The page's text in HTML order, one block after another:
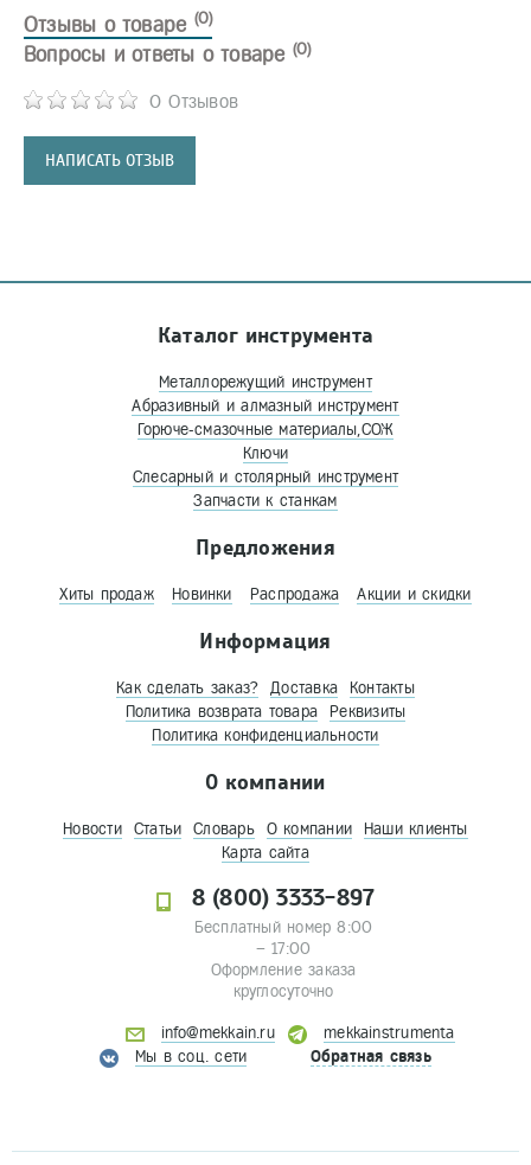
Отзывы о товаре (0)
0 Отзывов
НАПИСАТЬ ОТЗЫВ
Вопросы и ответы о товаре (0)
Каталог инструмента
Металлорежущий инструмент
Абразивный и алмазный инструмент
Горюче-смазочные материалы,СОЖ
Ключи
Слесарный и столярный инструмент
Запчасти к станкам
Предложения
Хиты продаж Новинки Распродажа Акции и скидки
Информация
Как сделать заказ? Доставка
Контакты
Политика возврата товара
Реквизиты
Политика конфиденциальности
О компании
Новости Статьи Словарь О компании
Наши клиенты
Карта сайта
8 (800) 3333-897
Бесплатный номер 8:00
– 17:00
Оформление заказа
круглосуточно
info@mekkain.ru
mekkainstrumenta
Мы в соц. сети
Обратная связь